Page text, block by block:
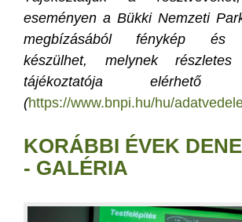
eseményen a Bükki Nemzeti
megbízásából fénykép és
készülhet, melynek részletes
tájékoztatója elérhető
(https://www.bnpi.hu/hu/
KORÁBBI ÉVEK
- GALÉRIA